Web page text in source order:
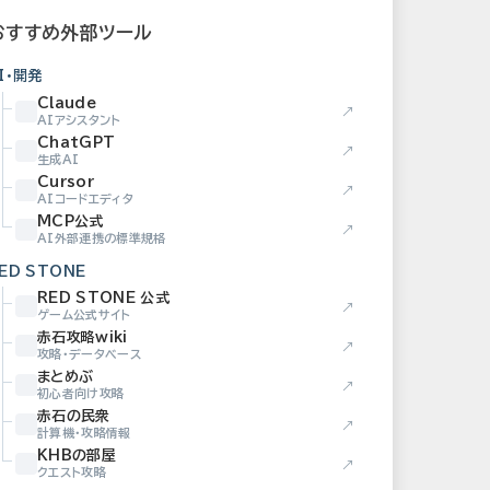
すすめ外部ツール
開発
Claude
AIアシスタント
↗
ChatGPT
生成AI
↗
Cursor
AIコードエディタ
↗
MCP公式
AI外部連携の標準規格
↗
STONE
RED STONE 公式
ゲーム公式サイト
↗
赤石攻略wiki
攻略・データベース
↗
まとめぶ
初心者向け攻略
↗
赤石の民衆
計算機・攻略情報
↗
KHBの部屋
クエスト攻略
↗